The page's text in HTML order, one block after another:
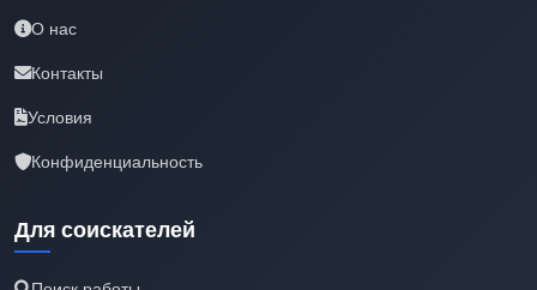
О нас
Контакты
Условия
Конфиденциальность
Для соискателей